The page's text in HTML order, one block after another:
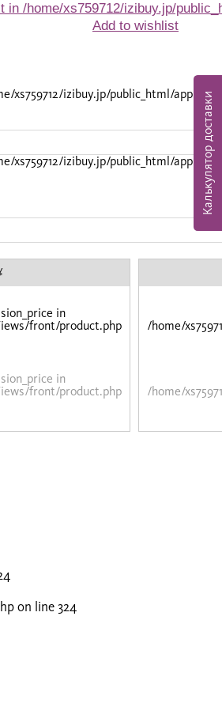
in /home/xs759712/izibuy.jp/
Add to wishlist
xs759712/izibuy.jp/public_html/app/
xs759712/izibuy.jp/public_html/app/
in
front/product.php
in
front/product.php
/home/
/home/
on line 324
Калькулятор доставки